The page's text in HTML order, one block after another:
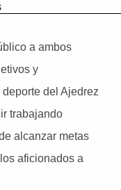
a ambos
y
del Ajedrez
trabajando
alcanzar metas
aficionados a